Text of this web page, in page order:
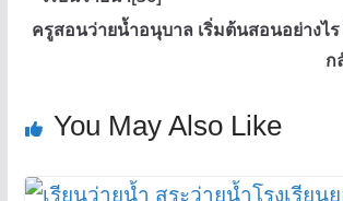
o
ครูสอนว่ายน้ำอนุบาล เริ่มต้นสอนอย่างไ
ก
You May Also Like